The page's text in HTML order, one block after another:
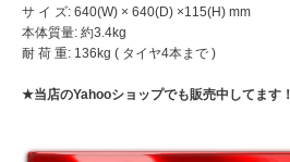
サ イ ズ: 640(W) × 640(D) ×115(H) mm
本体質量: 約3.4kg
耐 荷 重: 136kg ( タイヤ4本まで )
★当店のYahooショップでも販売中してます！